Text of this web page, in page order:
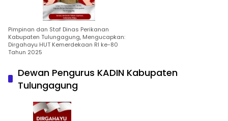
Pimpinan dan Staf Dinas Perikanan
Kabupaten Tulungagung, Mengucapkan:
Dirgahayu HUT Kemerdekaan RI ke-80
Tahun 2025
Dewan Pengurus KADIN Kabupaten
Tulungagung